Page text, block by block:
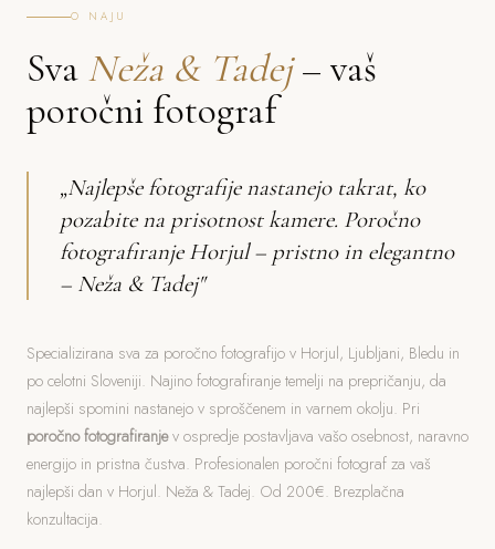
O NAJU
Sva Neža & Tadej– vaš
poročni fotograf
„Najlepše fotografije nastanejo takrat, ko
pozabite na prisotnost kamere. Poročno
fotografiranje Horjul – pristno in elegantno
– Neža & Tadej"
Specializirana sva za poročno fotografijo v Horjul, Ljubljani, Bledu in
po celotni Sloveniji. Najino fotografiranje temelji na prepričanju, da
najlepši spomini nastanejo v sproščenem in varnem okolju. Pri
poročno fotografiranjev ospredje postavljava vašo osebnost, naravno
energijo in pristna čustva. Profesionalen poročni fotograf za vaš
najlepši dan v Horjul. Neža & Tadej. Od 200€. Brezplačna
konzultacija.